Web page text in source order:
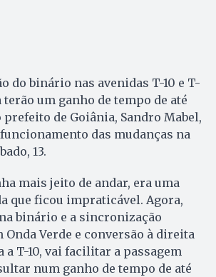
do binário nas avenidas T-10 e T-
um ganho de tempo de até
prefeito de Goiânia, Sandro Mabel,
das mudanças na
13.
mais jeito de andar, era uma
que ficou impraticável. Agora,
binário e a sincronização
Onda Verde e conversão à direita
a T-10, vai facilitar a passagem
num ganho de tempo de até